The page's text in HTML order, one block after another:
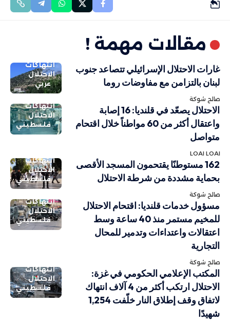
مقالات مهمة !
انتهاكات
الاحتلال
عربي
غارات الاحتلال الإسرائيلي تتصاعد جنوب
لبنان بالتزامن مع مفاوضات روما
صالح شوكة
انتهاكات
الاحتلال
فلسطيني
الاحتلال يصعّد في قلنديا: 16 إصابة
واعتقال أكثر من 60 مواطناً خلال اقتحام
متواصل
LOAI LOAI
انتهاكات
الاحتلال
فلسطيني
162 مستوطنًا يقتحمون المسجد الأقصى
بحماية مشددة من شرطة الاحتلال
صالح شوكة
انتهاكات
الاحتلال
فلسطيني
مسؤول خدمات قلنديا: اقتحام الاحتلال
للمخيم مستمر منذ 40 ساعة وسط
اعتقالات واعتداءات وتدمير للمحال
التجارية
صالح شوكة
انتهاكات
الاحتلال
فلسطيني
المكتب الإعلامي الحكومي في غزة:
الاحتلال ارتكب أكثر من 4 آلاف انتهاك
لاتفاق وقف إطلاق النار خلّفت 1,254
شهيدًا